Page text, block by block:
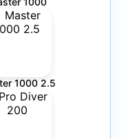
1000 2.5